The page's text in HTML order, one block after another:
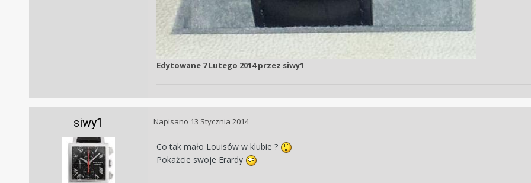
Edytowane 7 Lutego 2014przez siwy1
siwy1 Napisano 13 Stycznia 2014
Co tak mało Louisów w klubie ?
Pokażcie swoje Erardy